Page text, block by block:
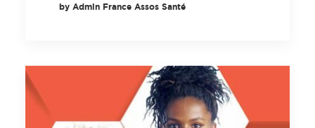
by Admin France Assos Santé